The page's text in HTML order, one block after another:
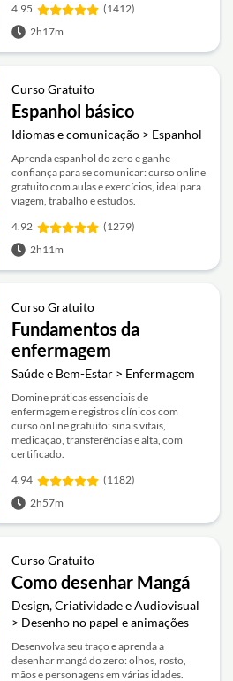
4.95
(1412)
2h17m
Curso Gratuito
Espanhol básico
Idiomas e comunicação > Espanhol
Aprenda espanhol do zero e ganhe
confiança para se comunicar: curso online
gratuito com aulas e exercícios, ideal para
viagem, trabalho e estudos.
4.92
(1279)
2h11m
Curso Gratuito
Fundamentos da
enfermagem
Saúde e Bem-Estar > Enfermagem
Domine práticas essenciais de
enfermagem e registros clínicos com
curso online gratuito: sinais vitais,
medicação, transferências e alta, com
certificado.
4.94
(1182)
2h57m
Curso Gratuito
Como desenhar Mangá
Design, Criatividade e Audiovisual
> Desenho no papel e animações
Desenvolva seu traço e aprenda a
desenhar mangá do zero: olhos, rosto,
mãos e personagens em várias idades.